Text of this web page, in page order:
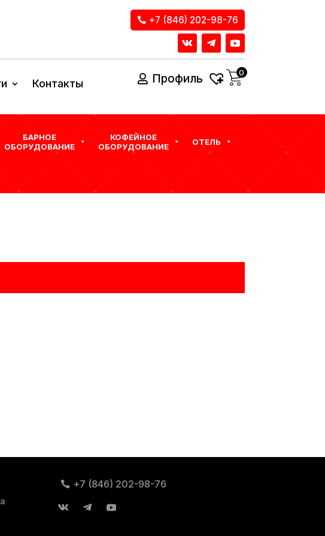
+7 (846) 202-98-76
Контакты Профиль 0
БАРНОЕ
ОБОРУДОВАНИЕ
КОФЕЙНОЕ
ОБОРУДОВАНИЕ
ОТЕЛЬ
+7 (846) 202-98-76